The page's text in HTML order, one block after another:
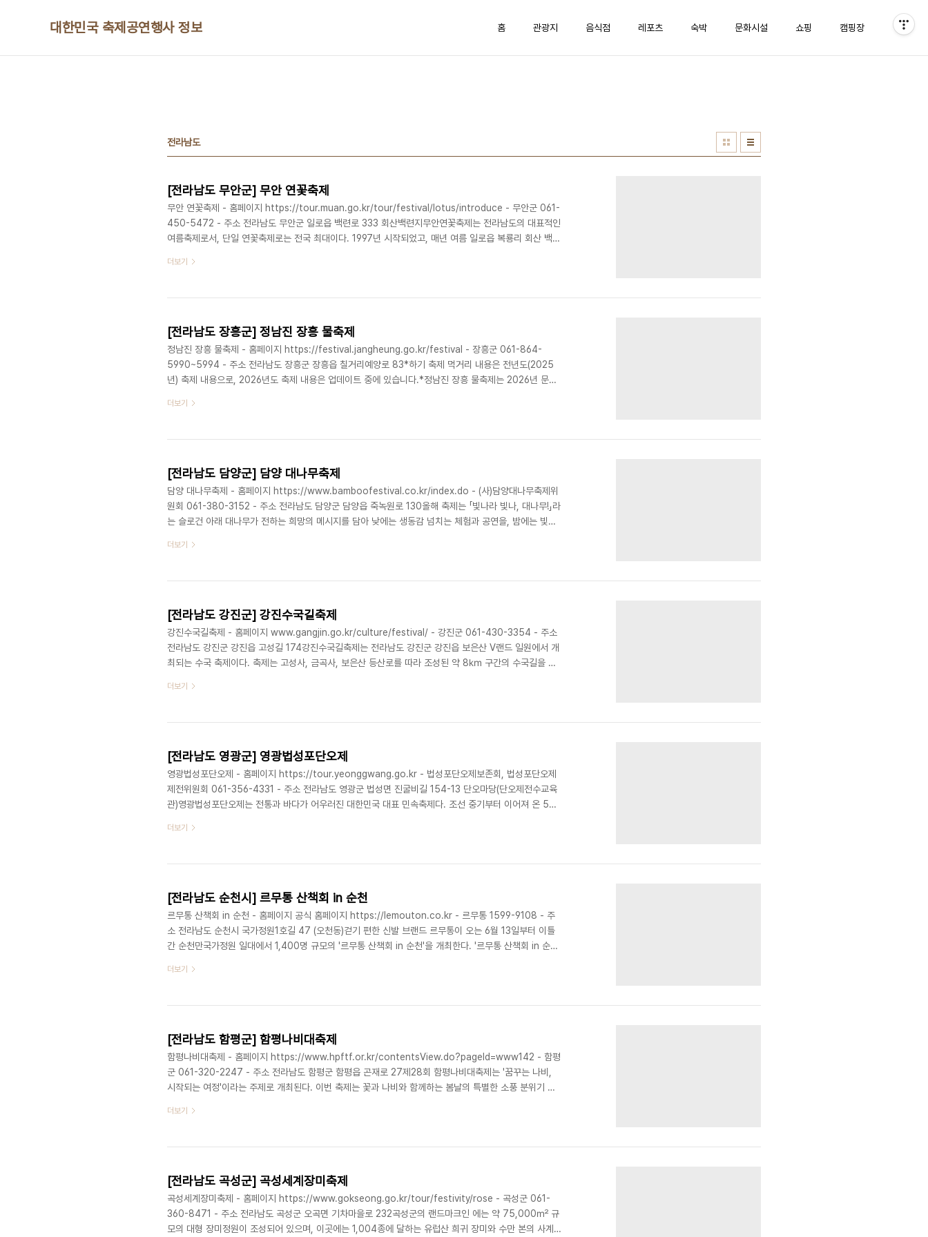
대한민국 축제공연행사 정보 홈 관광지 음식점 레포츠 숙박 문화시설 쇼핑 캠핑장
전라남도
[전라남도 무안군] 무안 연꽃축제
무안 연꽃축제 - 홈페이지 https://tour.muan.go.kr/tour/festival/lotus/introduce - 무안군 061-
450-5472 - 주소 전라남도 무안군 일로읍 백련로 333 회산백련지무안연꽃축제는 전라남도의 대표적인
여름축제로서, 단일 연꽃축제로는 전국 최대이다. 1997년 시작되었고, 매년 여름 일로읍 복룡리 회산 백련
꽃망울을 틔우는 백련을 볼 수 있으며 자연의 한가운데서 다채로운 행사와 함께 여름의 낭만을 담아갈 수
있는 축제이다. 방문객들은 연꽃이 만개한 아..
더보기
[전라남도 장흥군] 정남진 장흥 물축제
정남진 장흥 물축제 - 홈페이지 https://festival.jangheung.go.kr/festival - 장흥군 061-864-
5990~5994 - 주소 전라남도 장흥군 장흥읍 칠거리예양로 83*하기 축제 먹거리 내용은 전년도(2025
년) 축제 내용으로, 2026년도 축제 내용은 업데이트 중에 있습니다.*정남진 장흥 물축제는 2026년 문화
흥댐의 청정 수자원을 바탕으로 ‘물’을 테마로 한 다채로운 콘텐츠를 선보이며, 세계인이 함께 즐기는 글로
노소 누구나 참여해 물을 맞고 즐기며 하나가 되는 장흥만의 특..
더보기
[전라남도 담양군] 담양 대나무축제
담양 대나무축제 - 홈페이지 https://www.bamboofestival.co.kr/index.do - (사)담양대나무축제위
원회 061-380-3152 - 주소 전라남도 담양군 담양읍 죽녹원로 130올해 축제는 「빛나라 빛나, 대나무!」라
는 슬로건 아래 대나무가 전하는 희망의 메시지를 담아 낮에는 생동감 넘치는 체험과 공연을, 밤에는 빛으
양한 프로그램을 즐기고, 대숲 사이를 흐르는 바람 소리를 따라 걷다 보면 담양이 간직한 역사와 문화, 그리
자연의 가치를 되새기는 시간, 푸른 대숲이 건네는 희..
더보기
[전라남도 강진군] 강진수국길축제
강진수국길축제 - 홈페이지 www.gangjin.go.kr/culture/festival/ - 강진군 061-430-3354 - 주소
전라남도 강진군 강진읍 고성길 174강진수국길축제는 전라남도 강진군 강진읍 보은산 V랜드 일원에서 개
최되는 수국 축제이다. 축제는 고성사, 금곡사, 보은산 등산로를 따라 조성된 약 8㎞ 구간의 수국길을 중
관람을 비롯해 문화공연, 체험 프로그램, 지역 농특산물 홍보 및 판매 행사 등이 진행된다. 제4회 강진수국
역의 자연경관과 관광자원을 활용한 행사이다...
더보기
[전라남도 영광군] 영광법성포단오제
영광법성포단오제 - 홈페이지 https://tour.yeonggwang.go.kr - 법성포단오제보존회, 법성포단오제
제전위원회 061-356-4331 - 주소 전라남도 영광군 법성면 진굴비길 154-13 단오마당(단오제전수교육
관)영광법성포단오제는 전통과 바다가 어우러진 대한민국 대표 민속축제다. 조선 중기부터 이어져 온 500
었던 지역 특성에 따라 인의산신에게 마을의 안녕과 풍어를 기원하고, 바다에서는 용왕제를 올리는 등 전통
전국적인 전통문화 축제로 자리매김하였다.축제 기간에는 난장트기, 용왕제..
더보기
[전라남도 순천시] 르무통 산책회 in 순천
르무통 산책회 in 순천 - 홈페이지 공식 홈페이지 https://lemouton.co.kr - 르무통 1599-9108 - 주
소 전라남도 순천시 국가정원1호길 47 (오천동)걷기 편한 신발 브랜드 르무통이 오는 6월 13일부터 이틀
간 순천만국가정원 일대에서 1,400명 규모의 '르무통 산책회 in 순천'을 개최한다. '르무통 산책회 in 순
진행 후 도착지인 워케이션 센터에서 열리는 '가든 음악회'를 통해 낭만적인 분위기에서 특별한 휴식의 시
- 이용요금 : 10,000원..
더보기
[전라남도 함평군] 함평나비대축제
함평나비대축제 - 홈페이지 https://www.hpftf.or.kr/contentsView.do?pageId=www142 - 함평
군 061-320-2247 - 주소 전라남도 함평군 함평읍 곤재로 27제28회 함평나비대축제는 '꿈꾸는 나비,
시작되는 여정'이라는 주제로 개최된다. 이번 축제는 꽃과 나비와 함께하는 봄날의 특별한 소풍 분위기 넘
있는 체험과 공연 프로그램이 많이 준비되어있다. 가족, 연인, 친구와 함께하는 설레는 봄에 행복한 추억의
유료 - 행사 장소 : 함평군 ..
더보기
[전라남도 곡성군] 곡성세계장미축제
곡성세계장미축제 - 홈페이지 https://www.gokseong.go.kr/tour/festivity/rose - 곡성군 061-
360-8471 - 주소 전라남도 곡성군 오곡면 기차마을로 232곡성군의 랜드마크인 에는 약 75,000㎡ 규
모의 대형 장미정원이 조성되어 있으며, 이곳에는 1,004종에 달하는 유럽산 희귀 장미와 수만 본의 사계절